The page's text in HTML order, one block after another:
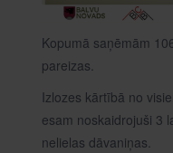
Kopumā saņēmām
pareizas.
Izlozes kārtībā no
esam noskaidrojuši 3
nelielas dāvaniņas.